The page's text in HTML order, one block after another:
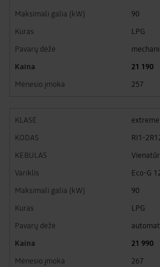
90
LPG
21 190
257
RI1-
Eco-G
90
LPG
21 990
267